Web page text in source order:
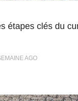
étapes clés du
AGO